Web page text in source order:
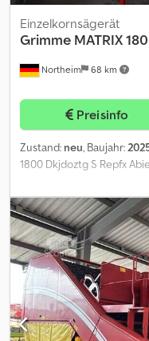
Northeim 68 km
Einzelkornsägerät
Grimme MATRIX
Preisinfo
Zustand: neu, Baujahr:
1800 Dkjdoztg S Repfx
(0030) klappbar, 18
Steuergerät erforderlich)
Amtssprache (0060)
(0070) Spuranzeiger
gezackte Scheibe mit
Anhängung
(0120) Mulchsaat-
Scheibenzustreicher
fach (0160) verstellbar bis
Federbelastete